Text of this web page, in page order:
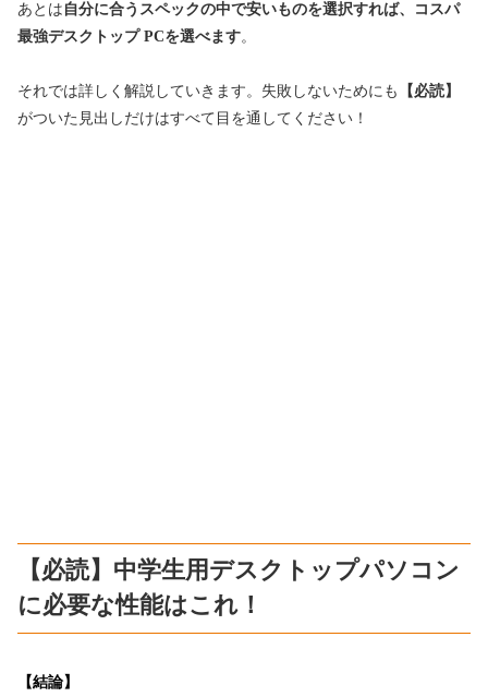
あとは 自分に合うスペックの中で安いものを選択すれば、コスパ
最強デスクトップ PCを選べます。
それでは詳しく解説していきます。失敗しないためにも
【必読】
がついた見出しだけはすべて目を通してください！
【必読】中学生用デスクトップパソコン
に必要な性能はこれ！
【結論】